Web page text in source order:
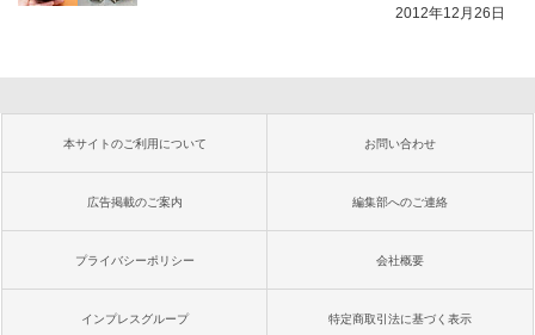
2012年12月26日
本サイトのご利用について お問い合わせ
広告掲載のご案内 編集部へのご連絡
プライバシーポリシー 会社概要
インプレスグループ 特定商取引法に基づく表示